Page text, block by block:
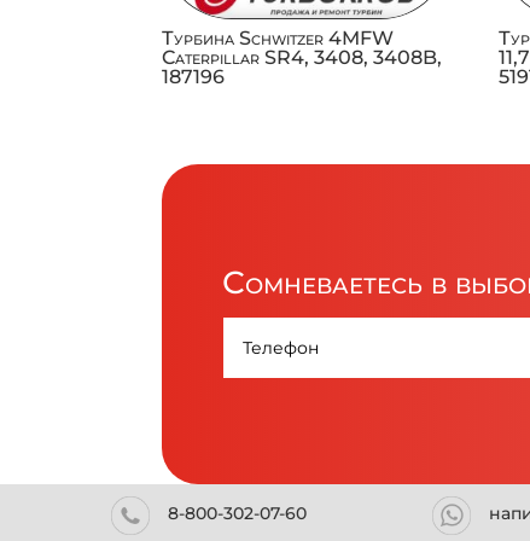
Турбина Schwitzer 4MFW
Caterpillar SR4, 3408, 3408B,
187196
Сомневаетесь в
8-800-302-07-60